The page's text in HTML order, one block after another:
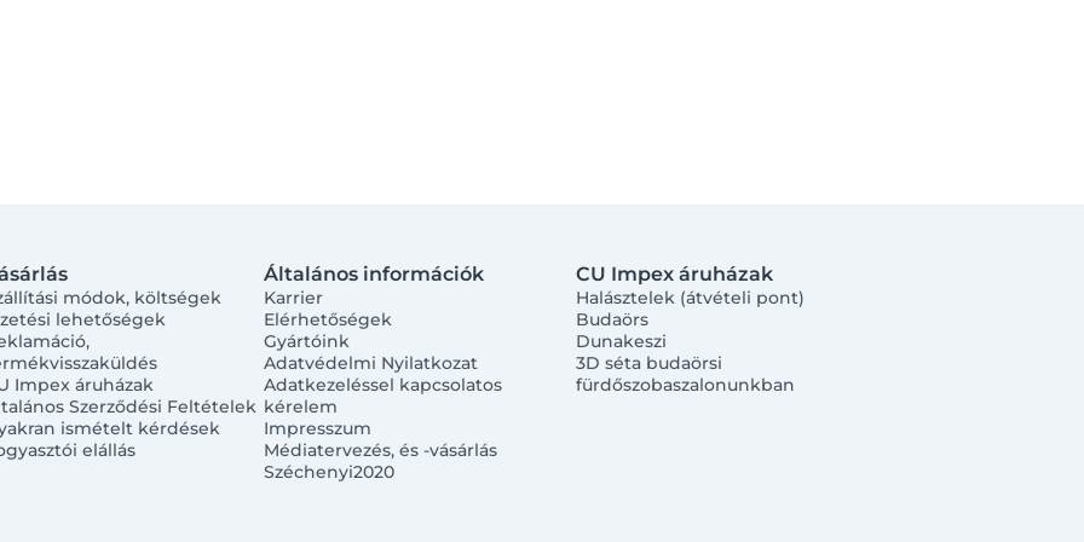
módok, költségek
lehetőségek
Impex áruházak
Szerződési Feltételek
ismételt kérdések
elállás
Általános információk
Karrier
Elérhetőségek
Gyártóink
Adatvédelmi Nyilatkozat
Adatkezeléssel kapcsolatos
kérelem
Impresszum
Médiatervezés, és -vásárlás
Széchenyi2020
CU Impex áruházak
Halásztelek (átvételi pont)
Budaörs
Dunakeszi
3D séta budaörsi
fürdőszobaszalonunkban